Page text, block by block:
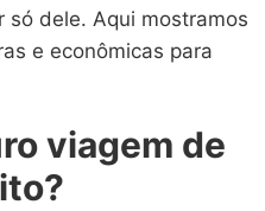
só dele. Aqui mostramos
e econômicas para
viagem de